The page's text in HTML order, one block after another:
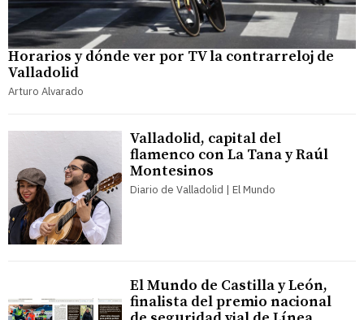
Horarios y dónde ver por TV la contrarreloj de
Valladolid
Arturo Alvarado
Valladolid, capital del
flamenco con La Tana y Raúl
Montesinos
Diario de Valladolid | El Mundo
El Mundo de Castilla y León,
finalista del premio nacional